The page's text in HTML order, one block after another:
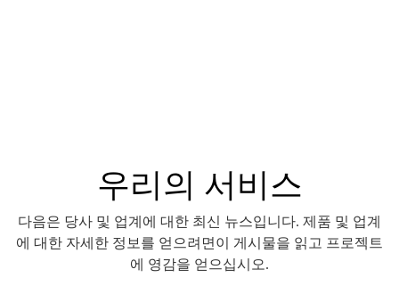
우리의 서비스
다음은 당사 및 업계에 대한 최신 뉴스입니다. 제품 및 업계
에 대한 자세한 정보를 얻으려면이 게시물을 읽고 프로젝트
에 영감을 얻으십시오.